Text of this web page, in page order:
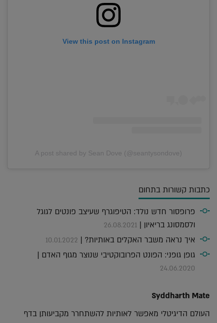
View this post on Instagram
A post shared by Sean Dove (@seantysondove)
כתבות קשורות בתחום
פרופסור חדש נולד: הטיפוגרף שעיצב פונטים לגוגל
ולסמסונג בריאיון | 26.08.2021
איך נראה משבר האקלים באותיות? | 10.01.2022
גופן גופני: הפונט הפרובוקטיבי שנוצר מגוף האדם |
24.06.2020
Syddharth Mate
העולם הדיגיטלי מאפשר לאותיות להשתחרר מקביעותן בדף